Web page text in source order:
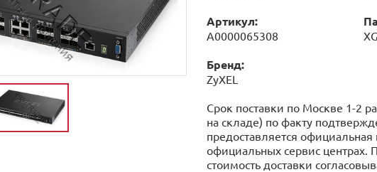
Артикул:
А0000065308
Бренд:
ZyXEL
Срок поставки по Москве 1-2
на складе) по факту
предоставляется
официальных сервис центрах.
стоимость доставки